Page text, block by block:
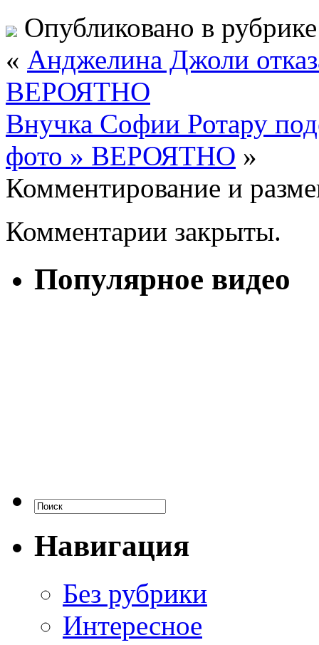
Опубликовано в
« Анджелина Джоли
ВЕРОЯТНО
Внучка Софии Ротару
фото » ВЕРОЯТНО »
Комментирование и
Комментарии закрыты.
Популярное видео
Навигация
Без рубрики
Интересное